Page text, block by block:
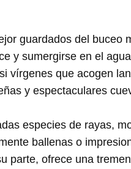
guardados del buceo
y sumergirse en el
vírgenes que acogen
y espectaculares
especies de rayas,
ballenas o
parte, ofrece una